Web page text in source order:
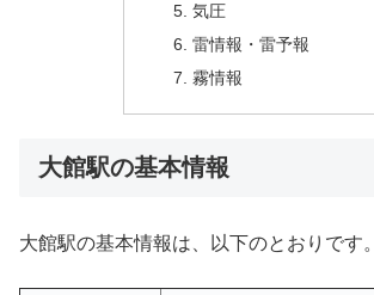
気圧
雷情報・雷予報
霧情報
大館駅の基本情報
大館駅の基本情報は、以下のとおりです。